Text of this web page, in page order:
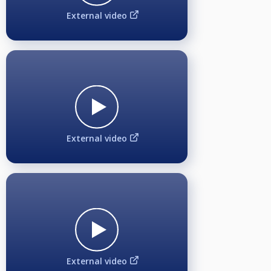
Vom Startgeld gehen 3€ in den Monday Masters Jackpot, der Rest wird zu
Turnierserie, 500€ für die Rangliste am Ende der Turnierserie und 3000€*
für das 5. BCQ Monday Masters Finalturnier am Ende der Turnierserie.
*(Geplante Ausschüttung bei gleichbleibender Teilnehmerzahl der
laufenden Turnierserie 2024/2025 beim Finalturnier)
Preisgeldausschüttung bis 19 Teilnehmer:
1. Platz 40%, 2. Platz 30%, 3. + 4. Platz 15% und mindestens 10€ für 5. - 8.
Side Event - An/Aus im 10-Ball - mit extra Jackpot:
Beginn: ca. 22:00 Uhr, Akkreditierungsfrist: 19:00 Uhr, 2€ Sonderstartgeld
Während der Monday Masters Turnierserie können sich nur die Monday
Masters Teilnehmer noch extra für das Side-Event anmelden. Die
Anmeldung kostet 2€ Sonderstartgeld. Nach Anmeldeschluss um 19:00 Uhr
für das Side-Event kommen diejenigen in einen Lostopf und der "EINE", der
External video
External video
External video